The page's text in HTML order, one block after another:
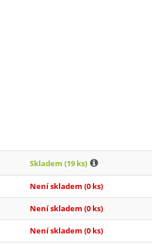
Skladem (19 ks)
Není skladem (0 ks)
Není skladem (0 ks)
Není skladem (0 ks)